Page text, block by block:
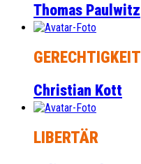
Thomas Paulwitz
GERECHTIGKEIT
Christian Kott
LIBERTÄR